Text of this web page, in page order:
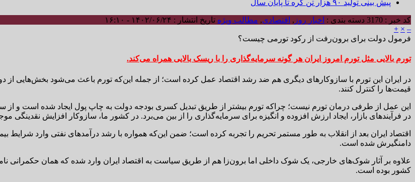
پیش بینی تولید ۹۰ هزار تن کره تا پایان سال
کد خبر : 3170 دسته بندی : اخبار روز , اقتصادی, مطالب ویژه تاریخ انتشار : ۱۴۰۲/۰۶/۲۴ - ۱۶:۱۰
–
×
+
فرمول دولت برای برون‌رفت از رکود تورمی چیست؟
تورم بالایی مثل تورم امروز ایران هر گونه سرمایه‌گذاری را با ریسک بالایی همراه می‌کند.
در ایران این تورم با سازوکارهای دیگری هم ضد رشد اقتصاد عمل کرده است؛ از جمله این‌که تورم باعث می‌شود بخش‌هایی
قیمت‌ها را کنترل کنند.
این عمل از طرفی درمان تورم نیست؛ چراکه تورم بیشتر از طریق تبدیل کسری بودجه دولت به چاپ پول ایجاد شده است و از
در فرآیندهای بازار، ایجاد ارزش افزوده و انگیزه برای سرمایه‌گذاری را از بین می‌برد. در کشور ما، سازوکار افزایش
اقتصاد ایران بعد از انقلاب به طور مستمر تحریم را تجربه کرده است؛ ضمن این‌که همواره با رشد درآمدهای نفتی وارد
دامنگیرش شده است.
علاوه بر آثار شوک‌های خارجی، یک شوک داخلی اما برون‌زا هم از طریق سیاست به اقتصاد ایران وارد شده که همان
کشور بوده است.